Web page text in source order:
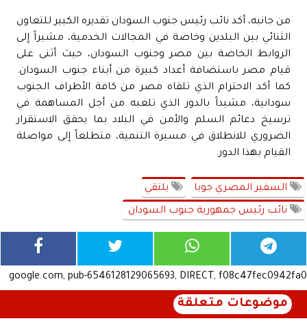
من جانبه، أكد نائب رئيس جنوب السودان تقديره الكبير للتعاون
الثنائي بين البلدين وخاصة في المجالات الخدمية، مشيراً إلى
الروابط الخاصة بين مصر وجنوب السودان، حيث أثنى على
قيام مصر باستضافة أعداد كبيرة من أبناء جنوب السودان.
كما أكد الاحترام الذي تلقاه مصر من كافة الأطراف الجنوب
سودانية، مشيداً بالدور الذي تلعبه من أجل المساهمة في
ترسيخ دعائم السلم والأمن في البلاد بما يحقق الاستقرار
الضروري للانطلاق في مسيرة التنمية، متطلعاً إلى مواصلة
القيام بهذا الدور.
السفير المصري جوبا يلتقي
نائب رئيس جمهورية جنوب السودان
google.com, pub-6546128129065693, DIRECT, f08c47fec0942fa0
موضوعات متعلقة